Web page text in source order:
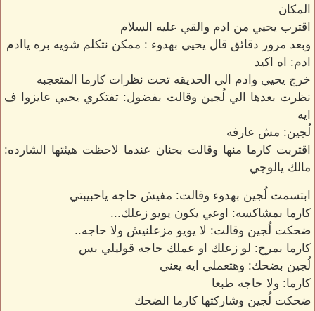
المكان
اقترب يحيي من ادم والقي عليه السلام
وبعد مرور دقائق قال يحيي بهدوء : ممكن نتكلم شويه بره ياادم
ادم: اه اكيد
خرج يحيي وادم الي الحديقه تحت نظرات كارما المتعجبه
نظرت بعدها الي لُجين وقالت بفضول: تفتكري يحيي عايزوا ف
ايه
لُجين: مش عارفه
اقتربت كارما منها وقالت بحنان عندما لاحظت هيئتها الشارده:
مالك يالوجي
ابتسمت لُجين بهدوء وقالت: مفيش حاجه ياحبيبتي
كارما بمشاكسه: اوعي يكون يويو زعلك...
ضحكت لُجين وقالت: لا يويو مزعلنيش ولا حاجه..
كارما بمرح: لو زعلك او عملك حاجه قوليلي بس
لُجين بضحك: وهتعملي ايه يعني
كارما: ولا حاجه طبعا
ضحكت لُجين وشاركتها كارما الضحك